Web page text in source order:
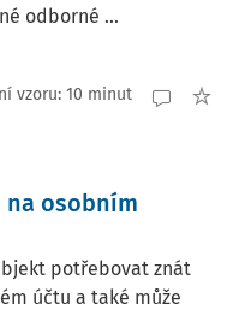
odborné ...
vzoru: 10 minut
osobním
potřebovat znát
účtu a také může